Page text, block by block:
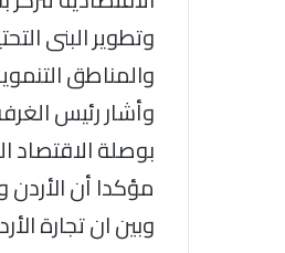
وتطوير البنى
والمناطق
وأشار رئيس
مؤكدا أن الأردن
وبين ان تجارة